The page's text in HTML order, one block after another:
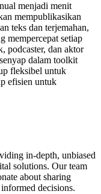
menjadi menit
mempublikasikan
teks dan terjemahan,
mempercepat setiap
podcaster, dan aktor
dalam toolkit
fleksibel untuk
efisien untuk
in-depth, unbiased
solutions. Our team
about sharing
decisions.